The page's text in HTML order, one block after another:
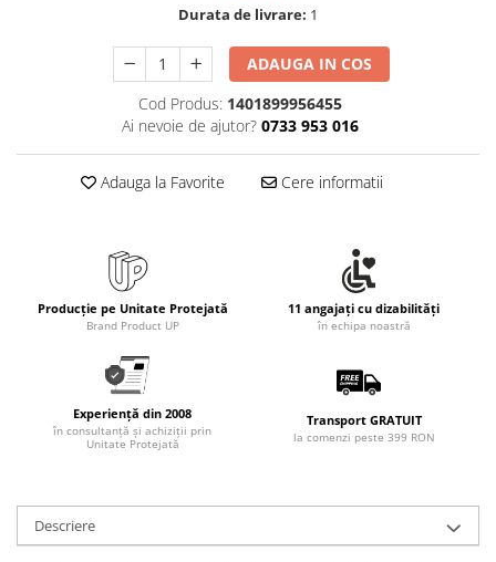
Caiete si blocnotesuri
Dosare, folii protectie si mape
Accesorii diverse pentru birou
Pixuri de plastic
Pixuri metalice
Pixuri cu gel
Seturi de scris Premium
Instrumente de scris eco
Creioane mecanice si grafit
Finelinere
Textmarkere
Durata de livrare: 1
ADAUGA IN COS
Cod Produs: 1401899956455
Ai nevoie de ajutor? 0733 953 016
Adauga la Favorite Cere informatii
Producție pe Unitate Protejată
Brand Product UP
11 angajați cu dizabilități
în echipa noastră
Experiență din 2008
în consultanță și achiziții prin
Unitate Protejată
Transport GRATUIT
la comenzi peste 399 RON
Descriere